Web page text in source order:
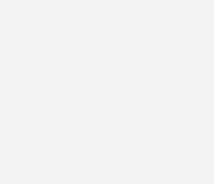
in PEM-Elektrolyseure für